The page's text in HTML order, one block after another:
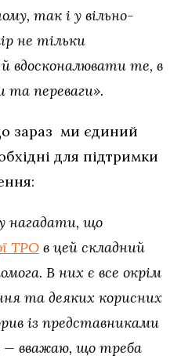
так і у вільно-
не тільки
вдосконалювати те, в
та переваги».
зараз ми єдиний
для підтримки
нагадати, що
ТРОв цей складний
В них є все окрім
та деяких корисних
із представниками
— вважаю, що треба